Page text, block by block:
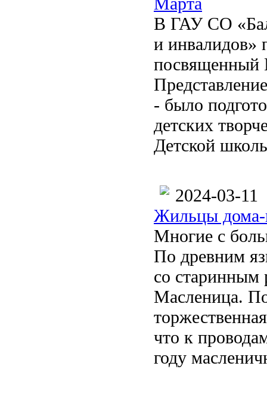
В ГАУ СО
и инвалидов»
посвященный
- было
детских
Детской
2024-03-11
Жильцы дома-
Многие с
По древним
со старинным
Масленица.
что к
году